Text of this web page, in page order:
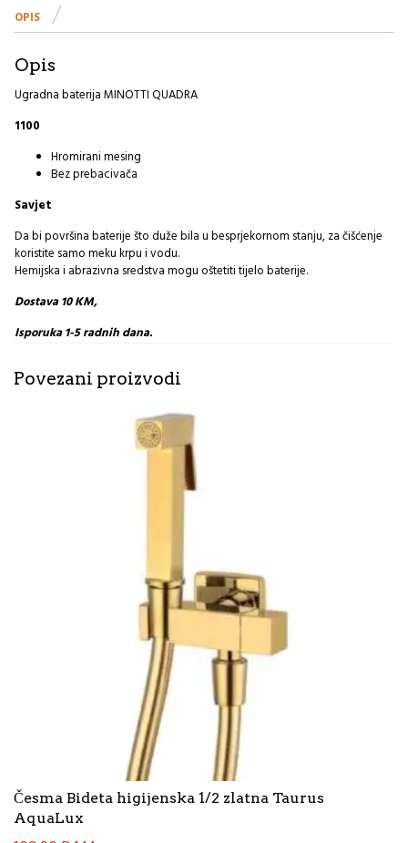
OPIS
Opis
Ugradna baterija MINOTTI QUADRA
1100
Hromirani mesing
Bez prebacivača
Savjet
Da bi površina baterije što duže bila u besprjekornom stanju, za čišćenje
koristite samo meku krpu i vodu.
Hemijska i abrazivna sredstva mogu oštetiti tijelo baterije.
Dostava 10 KM,
Isporuka 1-5 radnih dana.
Povezani proizvodi
Česma Bideta higijenska 1/2 zlatna Taurus
AquaLux